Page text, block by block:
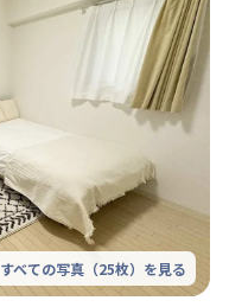
すべての写真（25枚）を見る